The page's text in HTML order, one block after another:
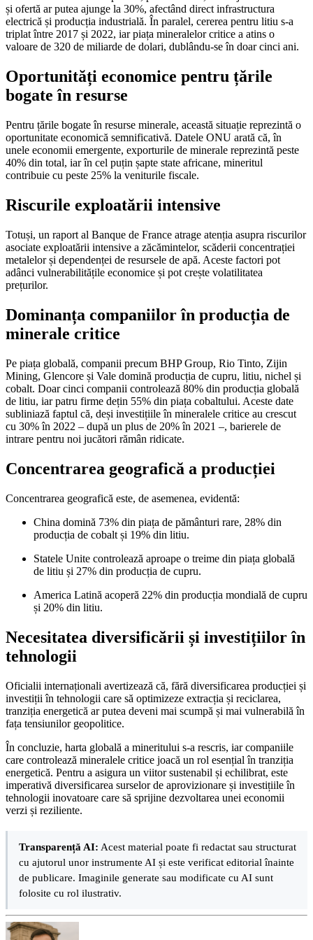
și ofertă ar putea ajunge la 30%, afectând direct infrastructura
electrică și producția industrială. În paralel, cererea pentru litiu s-a
triplat între 2017 și 2022, iar piața mineralelor critice a atins o
valoare de 320 de miliarde de dolari, dublându-se în doar cinci ani.
Oportunități economice pentru țările
bogate în resurse
Pentru țările bogate în resurse minerale, această situație reprezintă o
oportunitate economică semnificativă. Datele ONU arată că, în
unele economii emergente, exporturile de minerale reprezintă peste
40% din total, iar în cel puțin șapte state africane, mineritul
contribuie cu peste 25% la veniturile fiscale.
Riscurile exploatării intensive
Totuși, un raport al Banque de France atrage atenția asupra riscurilor
asociate exploatării intensive a zăcămintelor, scăderii concentrației
metalelor și dependenței de resursele de apă. Aceste factori pot
adânci vulnerabilitățile economice și pot crește volatilitatea
prețurilor.
Dominanța companiilor în producția de
minerale critice
Pe piața globală, companii precum BHP Group, Rio Tinto, Zijin
Mining, Glencore și Vale domină producția de cupru, litiu, nichel și
cobalt. Doar cinci companii controlează 80% din producția globală
de litiu, iar patru firme dețin 55% din piața cobaltului. Aceste date
subliniază faptul că, deși investițiile în mineralele critice au crescut
cu 30% în 2022 – după un plus de 20% în 2021 –, barierele de
intrare pentru noi jucători rămân ridicate.
Concentrarea geografică a producției
Concentrarea geografică este, de asemenea, evidentă:
China domină 73% din piața de pământuri rare, 28% din
producția de cobalt și 19% din litiu.
Statele Unite controlează aproape o treime din piața globală
de litiu și 27% din producția de cupru.
America Latină acoperă 22% din producția mondială de cupru
și 20% din litiu.
Necesitatea diversificării și investițiilor în
tehnologii
Oficialii internaționali avertizează că, fără diversificarea producției și
investiții în tehnologii care să optimizeze extracția și reciclarea,
tranziția energetică ar putea deveni mai scumpă și mai vulnerabilă în
fața tensiunilor geopolitice.
În concluzie, harta globală a mineritului s-a rescris, iar companiile
care controlează mineralele critice joacă un rol esențial în tranziția
energetică. Pentru a asigura un viitor sustenabil și echilibrat, este
imperativă diversificarea surselor de aprovizionare și investițiile în
tehnologii inovatoare care să sprijine dezvoltarea unei economii
verzi și reziliente.
Transparență AI: Acest material poate fi redactat sau structurat
cu ajutorul unor instrumente AI și este verificat editorial înainte
de publicare. Imaginile generate sau modificate cu AI sunt
folosite cu rol ilustrativ.